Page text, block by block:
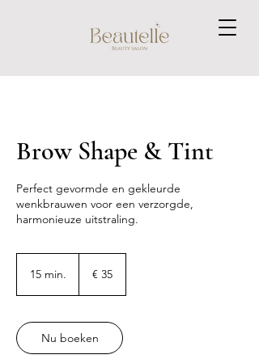
Brow Shape & Tint
Perfect gevormde en gekleurde
wenkbrauwen voor een verzorgde,
harmonieuze uitstraling.
15 min.
i
n
.
€ 35
Nu boeken